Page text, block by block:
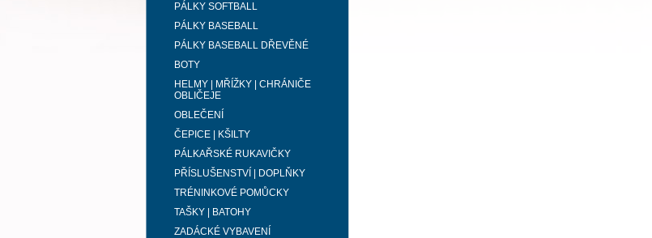
PÁLKY SOFTBALL
PÁLKY BASEBALL
PÁLKY BASEBALL DŘEVĚNÉ
BOTY
HELMY | MŘÍŽKY | CHRÁNIČE
OBLIČEJE
OBLEČENÍ
ČEPICE | KŠILTY
PÁLKAŘSKÉ RUKAVIČKY
PŘÍSLUŠENSTVÍ | DOPLŇKY
TRÉNINKOVÉ POMŮCKY
TAŠKY | BATOHY
ZADÁCKÉ VYBAVENÍ